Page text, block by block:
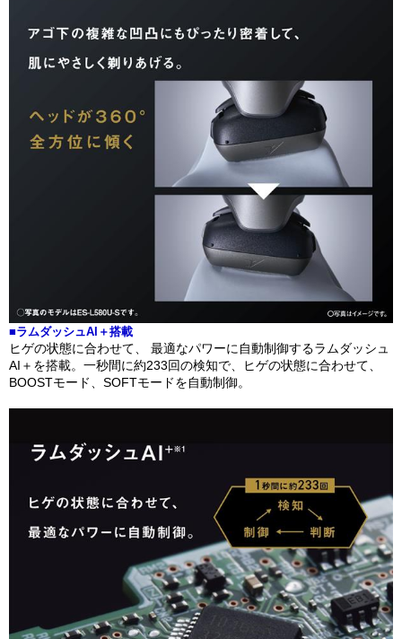
■ラムダッシュAI＋搭載
ヒゲの状態に合わせて、 最適なパワーに自動制御するラムダッシュ
AI＋を搭載。一秒間に約233回の検知で、ヒゲの状態に合わせて、
BOOSTモード、SOFTモードを自動制御。